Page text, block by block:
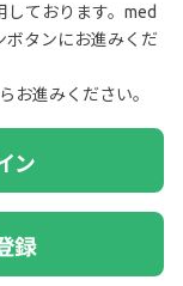
ております。med
ボタンにお進みくだ
お進みください。